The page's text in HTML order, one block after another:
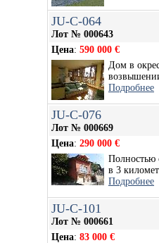
JU-C-064
Лот № 000643
Цена: 590 000 €
Дом в
Подробнее
JU-C-076
Лот № 000669
Цена: 290 000 €
Полностью
в 3
Подробнее
JU-C-101
Лот № 000661
Цена: 83 000 €